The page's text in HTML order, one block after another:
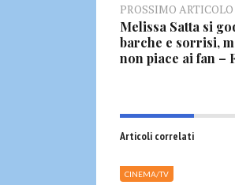
PROSSIMO ARTICOLO
Melissa Satta si
barche e sorrisi,
non piace ai fan –
Articoli correlati
CINEMA/TV